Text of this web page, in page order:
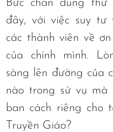
Bức chân dung
đây, với việc suy tư
các thành viên về
của chính mình.
sàng lên đường của
nào trong sứ vụ mà
ban cách riêng cho
Truyền Giáo?